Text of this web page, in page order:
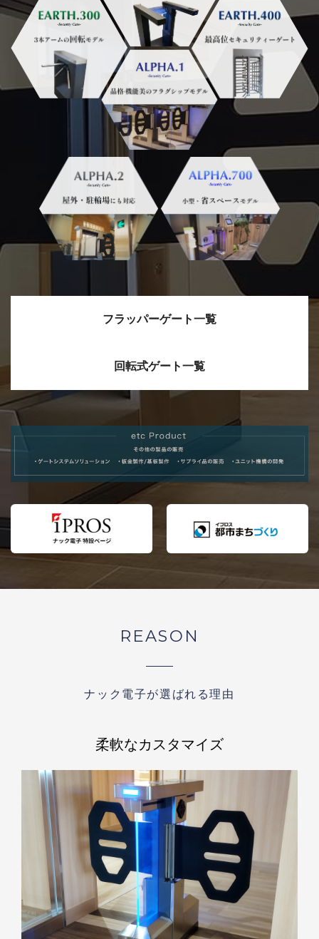
TOKYO)2025に出展いたします
2025/01/30
日刊工業新聞に、F１＿ｔｏｗｅｒが
掲載されました。
2024/12/27
認証タワー３機種 新発売しまし
一部製品の統合及び販売終了のお知
らせ
詳細PDF
2024/10/11
ゲートブラックバージョンを新発
売！
2024/09/12
天然温泉リラックスパーク テルメ金
沢 様に「ＷＩＮＧ. １」が導入されま
した！
箱根ユネッサン様にＷＩＮＧ－Ｘ
（ＷＩＮＧ双方向仕様)が追加納入さ
れました！
向仕様）を新発売しました！
2024/05/08
横浜エアキャビンにセキュリティー
ゲート「ＡＬＰＨＡ. ２」が導入され
ました。
インターネット展示会.tv に、展示会
ブースの紹介動画が掲載されまし
た。
フラッパーゲート一覧
回転式ゲート一覧
REASON
ナック電子が選ばれる理由
柔軟なカスタマイズ